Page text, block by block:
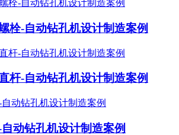
栓-自动钻孔机设计制造案例
杆-自动钻孔机设计制造案例
动钻孔机设计制造案例